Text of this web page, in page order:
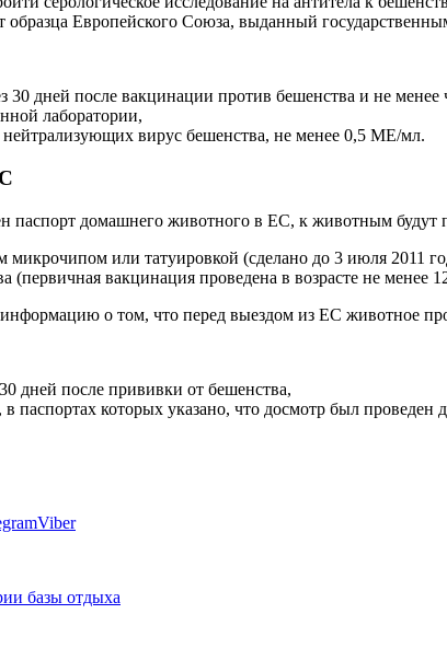
Европейского Союза, выданный
30 дней после вакцинации против бешенства и не
лаборатории,
нейтрализующих вирус бешенства, не менее 0,5 МЕ/мл.
домашнего животного в ЕС, к животным будут
или татуировкой (сделано до 3 июля 2011
вакцинация проведена в возрасте не менее
о том, что перед выездом из ЕС животное
дней после прививки от бешенства,
которых указано, что досмотр был проведен
Viber
базы отдыха